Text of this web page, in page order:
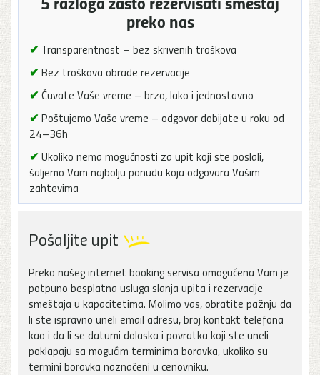
preko nas
✔ Transparentnost – bez skrivenih troškova
✔ Bez troškova obrade rezervacije
✔ Čuvate Vaše vreme – brzo, lako i jednostavno
✔ Poštujemo Vaše vreme – odgovor dobijate u roku od
24–36h
✔ Ukoliko nema mogućnosti za upit koji ste poslali,
šaljemo Vam najbolju ponudu koja odgovara Vašim
zahtevima
Pošaljite upit
Preko našeg internet booking servisa omogućena Vam je
potpuno besplatna usluga slanja upita i rezervacije
smeštaja u kapacitetima. Molimo vas, obratite pažnju da
li ste ispravno uneli email adresu, broj kontakt telefona
kao i da li se datumi dolaska i povratka koji ste uneli
poklapaju sa mogućim terminima boravka, ukoliko su
termini boravka naznačeni u cenovniku.